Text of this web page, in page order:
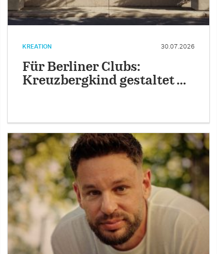
KREATION 30.07.2026
Für Berliner Clubs:
Kreuzbergkind gestaltet …